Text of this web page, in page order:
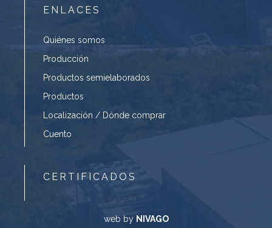
ENLACES
Quiénes somos
Producción
Productos semielaborados
Productos
Localización / Dónde comprar
Cuento
CERTIFICADOS
web by NIVAGO